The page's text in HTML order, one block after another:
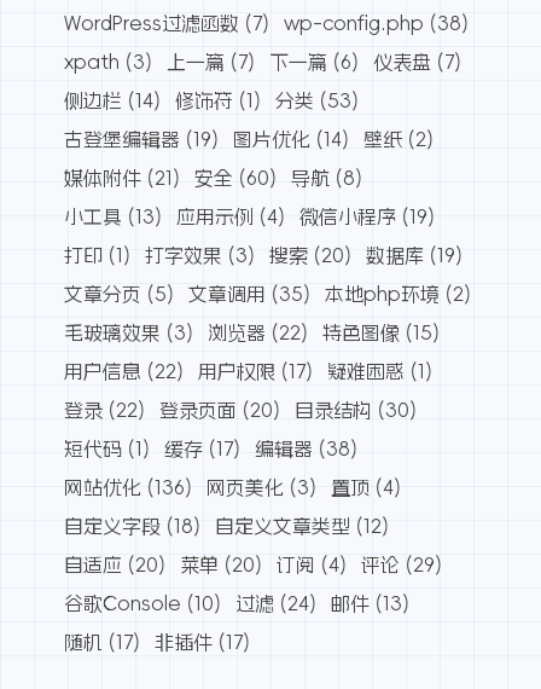
WordPress过滤函数 (7) wp-config.php (38)
xpath (3) 上一篇 (7) 下一篇 (6) 仪表盘 (7)
侧边栏 (14) 修饰符 (1) 分类 (53)
古登堡编辑器 (19) 图片优化 (14) 壁纸 (2)
媒体附件 (21) 安全 (60) 导航 (8)
小工具 (13) 应用示例 (4) 微信小程序 (19)
打印 (1) 打字效果 (3) 搜索 (20) 数据库 (19)
文章分页 (5) 文章调用 (35) 本地php环境 (2)
毛玻璃效果 (3) 浏览器 (22) 特色图像 (15)
用户信息 (22) 用户权限 (17) 疑难困惑 (1)
登录 (22) 登录页面 (20) 目录结构 (30)
短代码 (1) 缓存 (17) 编辑器 (38)
网站优化 (136) 网页美化 (3) 置顶 (4)
自定义字段 (18) 自定义文章类型 (12)
自适应 (20) 菜单 (20) 订阅 (4) 评论 (29)
谷歌Console (10) 过滤 (24) 邮件 (13)
随机
(17) 非插件 (17)